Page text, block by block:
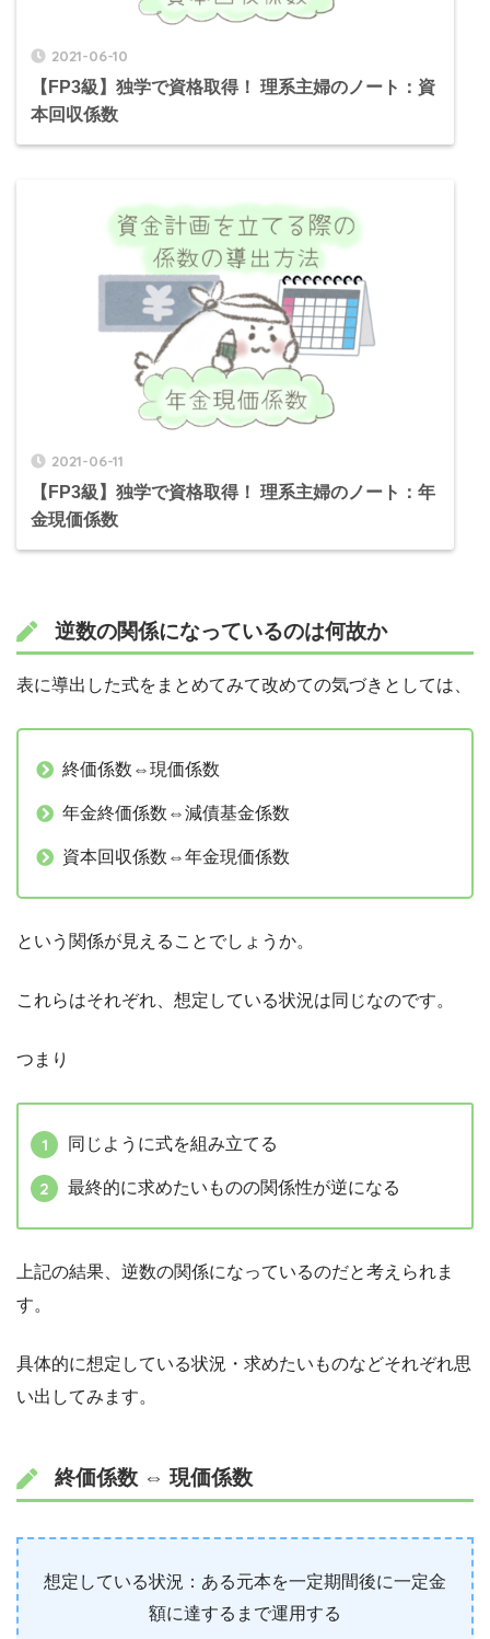
2021-06-10
【FP3級】独学で資格取得！ 理系主婦のノート：資
本回収係数
2021-06-11
【FP3級】独学で資格取得！ 理系主婦のノート：年
金現価係数
逆数の関係になっているのは何故か
表に導出した式をまとめてみて改めての気づきとしては、
終価係数⇔現価係数
年金終価係数⇔減債基金係数
資本回収係数⇔年金現価係数
という関係が見えることでしょうか。
これらはそれぞれ、想定している状況は同じなのです。
つまり
同じように式を組み立てる
最終的に求めたいものの関係性が逆になる
上記の結果、逆数の関係になっているのだと考えられま
す。
具体的に想定している状況・求めたいものなどそれぞれ思
い出してみます。
終価係数 ⇔ 現価係数
想定している状況：ある元本を一定期間後に一定金
額に達するまで運用する